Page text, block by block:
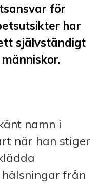
för
har
självständigt
namn i
när han stiger
hälsningar från